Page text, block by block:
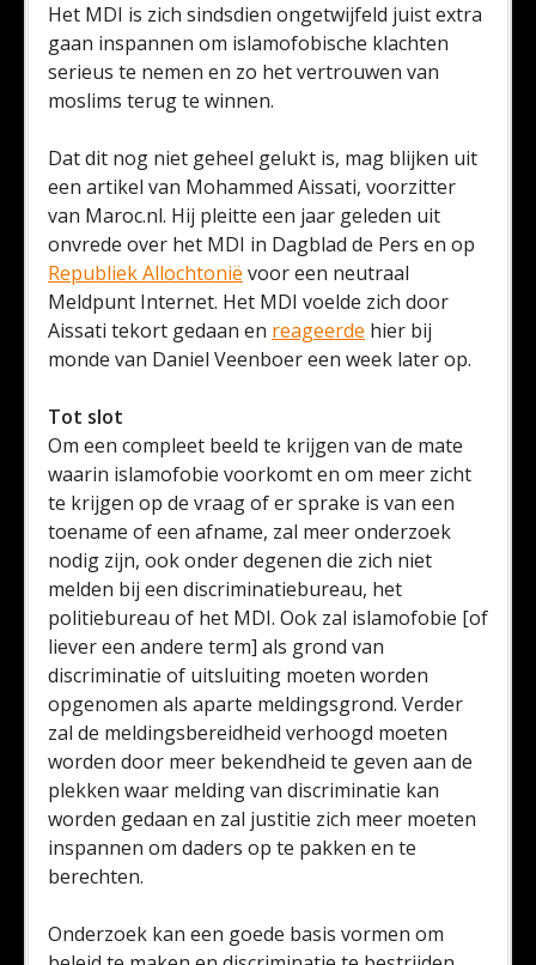
Het MDI is zich sindsdien ongetwijfeld juist extra
gaan inspannen om islamofobische klachten
serieus te nemen en zo het vertrouwen van
moslims terug te winnen.
Dat dit nog niet geheel gelukt is, mag blijken uit
een artikel van Mohammed Aissati, voorzitter
van Maroc.nl. Hij pleitte een jaar geleden uit
onvrede over het MDI in Dagblad de Pers en op
Republiek Allochtonië voor een neutraal
Meldpunt Internet. Het MDI voelde zich door
Aissati tekort gedaan en reageerde hier bij
monde van Daniel Veenboer een week later op.
Tot slot
Om een compleet beeld te krijgen van de mate
waarin islamofobie voorkomt en om meer zicht
te krijgen op de vraag of er sprake is van een
toename of een afname, zal meer onderzoek
nodig zijn, ook onder degenen die zich niet
melden bij een discriminatiebureau, het
politiebureau of het MDI. Ook zal islamofobie [of
liever een andere term] als grond van
discriminatie of uitsluiting moeten worden
opgenomen als aparte meldingsgrond. Verder
zal de meldingsbereidheid verhoogd moeten
worden door meer bekendheid te geven aan de
plekken waar melding van discriminatie kan
worden gedaan en zal justitie zich meer moeten
inspannen om daders op te pakken en te
berechten.
Onderzoek kan een goede basis vormen om